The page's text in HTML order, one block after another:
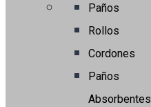
Paños
Rollos
Cordones
Paños
Absorbentes